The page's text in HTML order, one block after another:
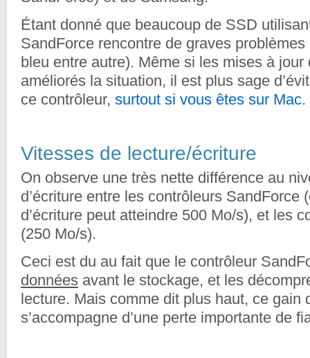
Étant donné que beaucoup de SSD
SandForce rencontre de graves
bleu entre autre). Même si les mises à jour
améliorés la situation, il est plus sage
ce contrôleur, surtout si vous êtes sur Mac.
Vitesses de lecture/écriture
On observe une très nette différence au
d’écriture entre les contrôleurs SandForce
d’écriture peut atteindre 500 Mo/s), et les
(250 Mo/s).
Ceci est du au fait que le contrôleur
données avant le stockage, et les
lecture. Mais comme dit plus haut, ce gain
s’accompagne d’une perte importante de